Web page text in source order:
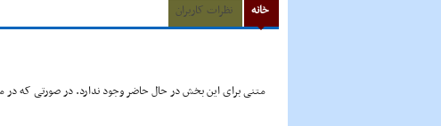
خانه نظرات کاربران
متنی برای این بخش در حال حاضر وجود ندارد. در صورتی که در